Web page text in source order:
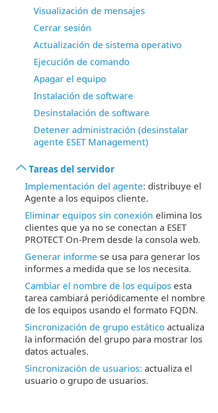
Visualización de mensajes
Cerrar sesión
Actualización de sistema operativo
Ejecución de comando
Apagar el equipo
Instalación de software
Desinstalación de software
Detener administración (desinstalar
agente ESET Management)
Tareas del servidor
Implementación del agente: distribuye el
Agente a los equipos cliente.
Eliminar equipos sin conexión elimina los
clientes que ya no se conectan a ESET
PROTECT On-Prem desde la consola web.
Generar informe se usa para generar los
informes a medida que se los necesita.
Cambiar el nombre de los equipos esta
tarea cambiará periódicamente el nombre
de los equipos usando el formato FQDN.
Sincronización de grupo estático actualiza
la información del grupo para mostrar los
datos actuales.
Sincronización de usuarios: actualiza el
usuario o grupo de usuarios.